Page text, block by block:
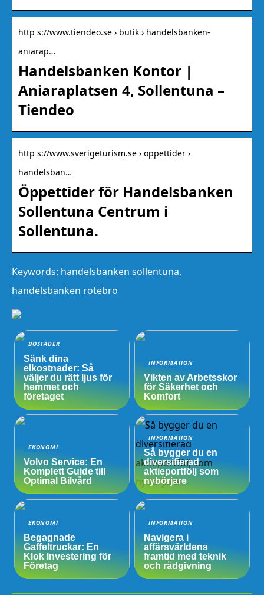
http s://www.tiendeo.se › butik › handelsbanken-
aniarap…
Handelsbanken Kontor |
Aniaraplatsen 4, Sollentuna –
Tiendeo
http s://www.sverigeturism.se › oppettider ›
handelsban…
Öppettider för Handelsbanken
Sollentuna Centrum i
Sollentuna.
Keywords: handelsbanken sollentuna,
handelsbanken rotebro
BOSTÄDER
Sänk dina
elkostnader: Så
väljer du rätt ljus för
hemmet och
företaget
INFORMATION
Vikten av Arbetsskor
för Säkerhet och
Komfort
EKONOMI
Volvo Service: En
Komplett Guide till
Optimal Bilvård
INFORMATION
Så bygger du en
diversifierad
aktieportfölj som
nybörjare
EKONOMI
Begagnade
Gaffeltruckar: En
Klok Investering för
Företag
INFORMATION
Navigera i
affärsvärldens
framtid med teknik
och rådgivning